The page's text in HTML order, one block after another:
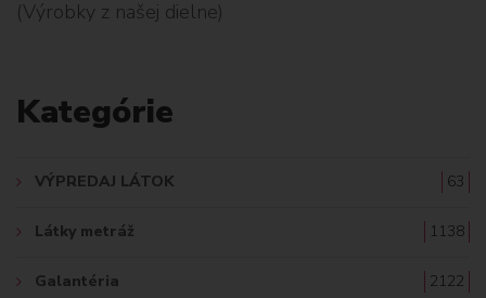
D
(Výrobky z našej dielne)
Kategórie
VÝPREDAJ LÁTOK 63
Látky metráž 1138
Galantéria 2122